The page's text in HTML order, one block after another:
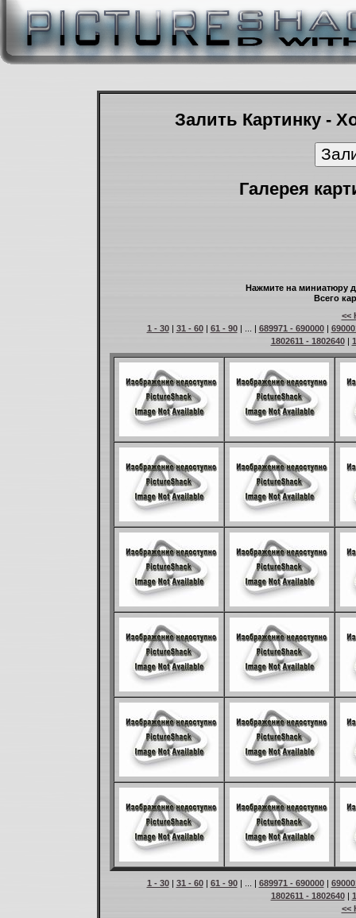
Залить Картинку -
Галерея
Нажмите на миниатюру
Всего
<<
1 - 30| 31 - 60| 61 - 90| ... | 689971 - 690000|
1802611 - 1802640|
1 - 30| 31 - 60| 61 - 90| ... | 689971 - 690000|
1802611 - 1802640|
<<